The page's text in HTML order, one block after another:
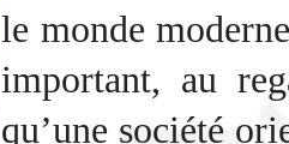
le monde
important, au
qu’une société